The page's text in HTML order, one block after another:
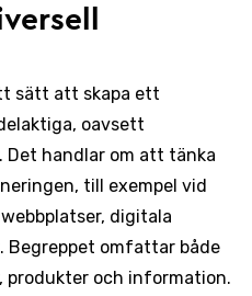
sätt att skapa ett
oavsett
handlar om att tänka
till exempel vid
digitala
Begreppet omfattar både
produkter och information.